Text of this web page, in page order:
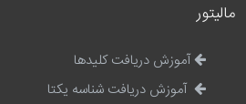
مالیتور
آموزش دریافت کلیدها
آموزش دریافت شناسه یکتا